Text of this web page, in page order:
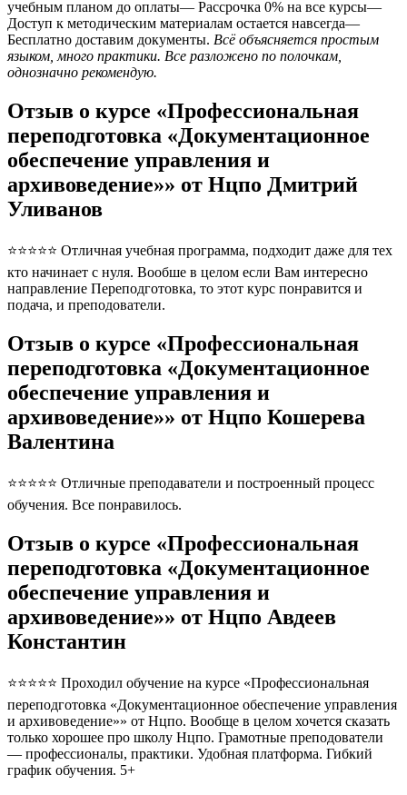
учебным планом до оплаты— Рассрочка 0% на все курсы—
Доступ к методическим материалам остается навсегда—
Бесплатно доставим документы. Всё объясняется простым
языком, много практики. Все разложено по полочкам,
однозначно рекомендую.
Отзыв о курсе «Профессиональная
переподготовка «Документационное
обеспечение управления и
архивоведение»» от Нцпо Дмитрий
Уливанов
⭐⭐⭐⭐⭐ Отличная учебная программа, подходит даже для тех
кто начинает с нуля. Вообше в целом если Вам интересно
направление Переподготовка, то этот курс понравится и
подача, и преподователи.
Отзыв о курсе «Профессиональная
переподготовка «Документационное
обеспечение управления и
архивоведение»» от Нцпо Кошерева
Валентина
⭐⭐⭐⭐⭐ Отличные преподаватели и построенный процесс
обучения. Все понравилось.
Отзыв о курсе «Профессиональная
переподготовка «Документационное
обеспечение управления и
архивоведение»» от Нцпо Авдеев
Константин
⭐⭐⭐⭐⭐ Проходил обучение на курсе «Профессиональная
переподготовка «Документационное обеспечение управления
и архивоведение»» от Нцпо. Вообще в целом хочется сказать
только хорошее про школу Нцпо. Грамотные преподователи
— профессионалы, практики. Удобная платформа. Гибкий
график обучения. 5+